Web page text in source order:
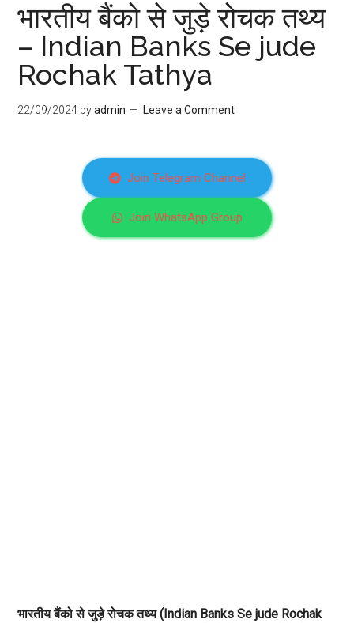
भारतीय बैंको से जुड़े रोचक तथ्य
– Indian Banks Se jude
Rochak Tathya
22/09/2024 byadmin Leave a Comment
Join Telegram Channel
Join WhatsApp Group
भारतीय बैंको से जुड़े रोचक तथ्य (Indian Banks Se jude Rochak